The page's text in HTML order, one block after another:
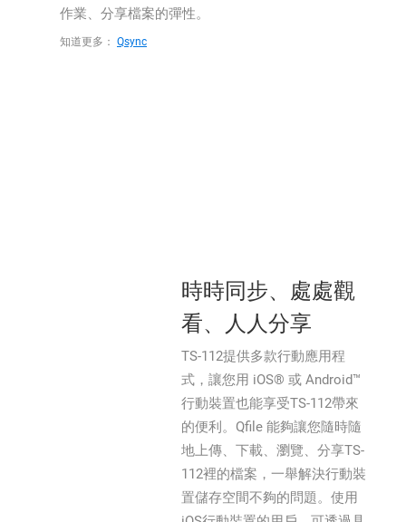
作業、分享檔案的彈性。
知道更多： Qsync
時時同步、處處觀
看、人人分享
TS-112提供多款行動應用程
式，讓您用 iOS® 或 Android™
行動裝置也能享受TS-112帶來
的便利。Qfile 能夠讓您隨時隨
地上傳、下載、瀏覽、分享TS-
112裡的檔案，一舉解決行動裝
置儲存空間不夠的問題。使用